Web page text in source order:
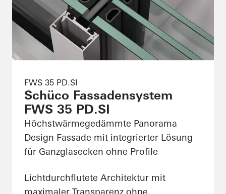
FWS 35 PD.SI
Schüco Fassadensystem
FWS 35 PD.SI
Höchstwärmegedämmte Panorama
Design Fassade mit integrierter Lösung
für Ganzglasecken ohne Profile
Lichtdurchflutete Architektur mit